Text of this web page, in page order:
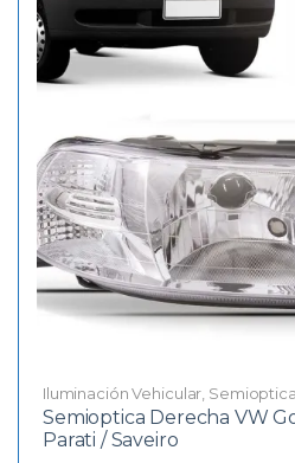
Iluminación Vehicular
Semioptica Derecha VW
Parati / Saveiro